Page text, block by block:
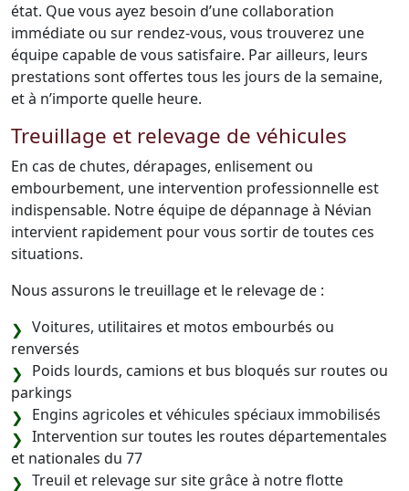
état. Que vous ayez besoin d’une collaboration
immédiate ou sur rendez-vous, vous trouverez une
équipe capable de vous satisfaire. Par ailleurs, leurs
prestations sont offertes tous les jours de la semaine,
et à n’importe quelle heure.
Treuillage et relevage de véhicules
En cas de chutes, dérapages, enlisement ou
embourbement, une intervention professionnelle est
indispensable. Notre équipe de dépannage à Névian
intervient rapidement pour vous sortir de toutes ces
situations.
Nous assurons le treuillage et le relevage de :
Voitures, utilitaires et motos embourbés ou
renversés
Poids lourds, camions et bus bloqués sur routes ou
parkings
Engins agricoles et véhicules spéciaux immobilisés
Intervention sur toutes les routes départementales
et nationales du 77
Treuil et relevage sur site grâce à notre flotte